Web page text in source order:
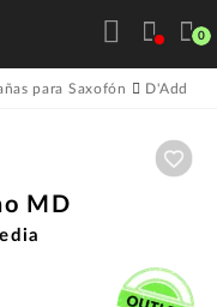
0
para Saxofón D'Addario
MD